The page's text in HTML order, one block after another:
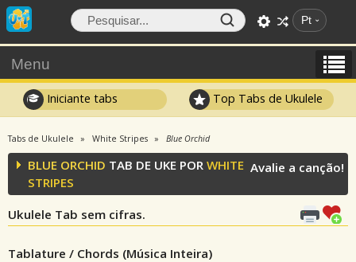
Pt
Menu
Iniciante tabs Top Tabs de Ukulele
Tabs de Ukulele White Stripes Blue Orchid
BLUE ORCHID TAB DE UKE POR WHITE
STRIPES
Ukulele Tab sem cifras.
Avalie a canção!
Tablature / Chords (Música Inteira)